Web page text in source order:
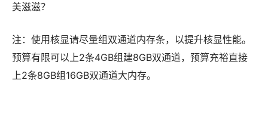
美滋滋？
注：使用核显请尽量组双通道内存条，以提升核显性能。
预算有限可以上2条4GB组建8GB双通道，预算充裕直接
上2条8GB组16GB双通道大内存。